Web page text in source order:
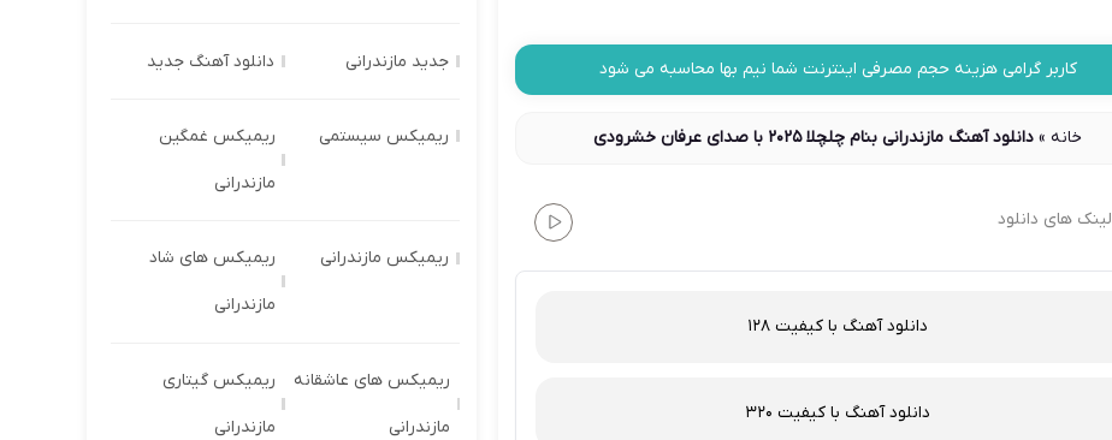
کاربر گرامی هزینه حجم مصرفی اینترنت شما نیم بها محاسبه می شود
خانه » دانلود آهنگ مازندرانی بنام چلچلا 2025 با صدای عرفان خشرودی
لینک های دانلود
دانلود آهنگ با کیفیت 128
دانلود آهنگ با کیفیت 320
جدید مازندرانی دانلود آهنگ جدید
ریمیکس سیستمی ریمیکس غمگین
مازندرانی
ریمیکس مازندرانی ریمیکس های شاد
مازندرانی
ریمیکس های عاشقانه
مازندرانی
ریمیکس گیتاری
مازندرانی